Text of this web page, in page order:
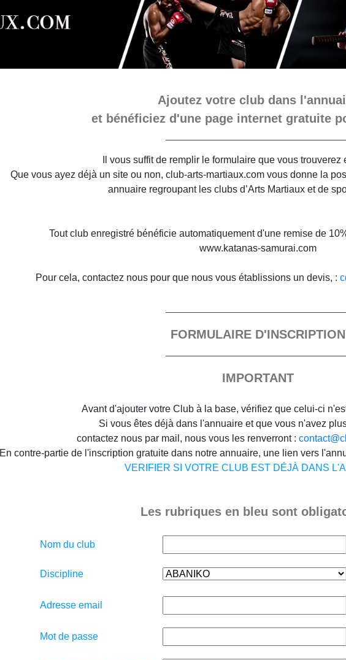
Ajoutez votre club dans
et bénéficiez d'une page internet gratuite
Il vous suffit de remplir le formulaire que vous trouverez
Que vous ayez déjà un site ou non, club-arts-martiaux.com vous donne la
annuaire regroupant les clubs d’Arts Martiaux et de
Tout club enregistré bénéficie automatiquement d'une remise de
www.katanas-samurai.com
Pour cela, contactez nous pour que nous vous établissions un devis, :
FORMULAIRE D'INSCRIPTION
IMPORTANT
Avant d'ajouter votre Club à la base, vérifiez que celui-ci
Si vous êtes déjà dans l'annuaire et que vous n'avez
contactez nous par mail, nous vous les renverront :
En contre-partie de l'inscription gratuite dans notre annuaire, une lien vers
VERIFIER SI VOTRE CLUB EST DÉJÀ DANS
Les rubriques en bleu sont
Nom du club
Discipline
Adresse email
Mot de passe